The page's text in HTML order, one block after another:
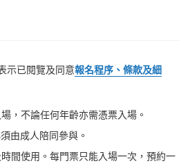
示已閱覽及同意報名程序、條款及細
，不論任何年齡亦需憑票入場。
由成人陪同參與。
間使用。每門票只能入場一次，預約一